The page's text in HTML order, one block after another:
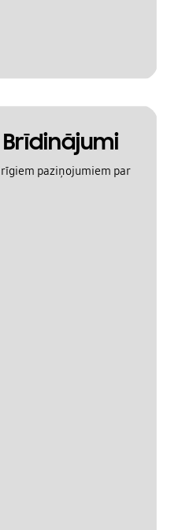
paziņojumiem par